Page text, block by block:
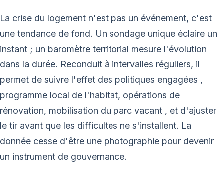
La crise du logement n'est pas un événement, c'est
une tendance de fond. Un sondage unique éclaire un
instant ; un baromètre territorial mesure l'évolution
dans la durée. Reconduit à intervalles réguliers, il
permet de suivre l'effet des politiques engagées ,
programme local de l'habitat, opérations de
rénovation, mobilisation du parc vacant , et d'ajuster
le tir avant que les difficultés ne s'installent. La
donnée cesse d'être une photographie pour devenir
un instrument de gouvernance.